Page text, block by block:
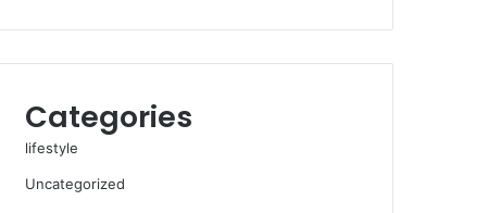
Categories
lifestyle
Uncategorized